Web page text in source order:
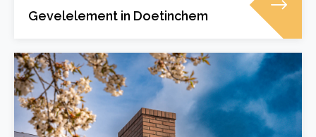
Gevelelement in Doetinchem